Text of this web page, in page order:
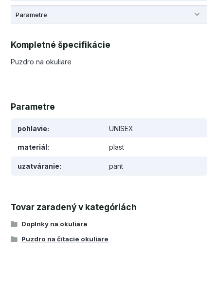
Parametre
Kompletné špecifikácie
Puzdro na okuliare
Parametre
pohlavie UNISEX
materiál plast
uzatváranie pant
Tovar zaradený v kategóriách
Doplnky na okuliare
Puzdro na čítacie okuliare